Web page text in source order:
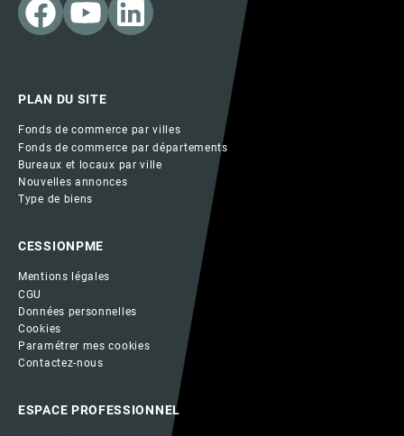
PLAN DU SITE
Fonds de commerce par villes
Fonds de commerce par départements
Bureaux et locaux par ville
Nouvelles annonces
Type de biens
CESSIONPME
Mentions légales
CGU
Données personnelles
Cookies
Paramétrer mes cookies
Contactez-nous
ESPACE PROFESSIONNEL